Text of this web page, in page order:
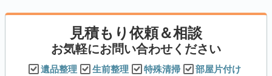
見積もり依頼＆相談
お気軽にお問い合わせください
遺品整理 生前整理 特殊清掃
部屋片付け